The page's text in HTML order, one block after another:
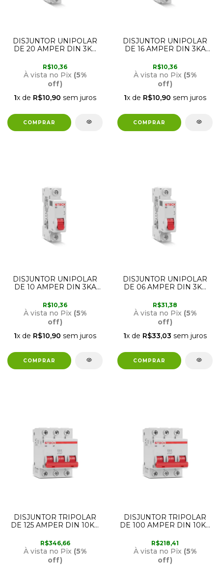
DISJUNTOR UNIPOLAR
DE 20 AMPER DIN 3KA
R$10,36
À vista no Pix (5%
off)
1x de R$10,90 sem juros
DISJUNTOR UNIPOLAR
DE 16 AMPER DIN 3KA
R$10,36
À vista no Pix (5%
off)
1x de R$10,90 sem juros
DISJUNTOR UNIPOLAR
DE 10 AMPER DIN 3KA
R$10,36
À vista no Pix (5%
off)
1x de R$10,90 sem juros
DISJUNTOR UNIPOLAR
DE 06 AMPER DIN 3KA
R$31,38
À vista no Pix (5%
off)
1x de R$33,03 sem juros
DISJUNTOR TRIPOLAR
DE 125 AMPER DIN 10KA
R$346,66
À vista no Pix (5%
off)
DISJUNTOR TRIPOLAR
DE 100 AMPER DIN 10KA
R$218,41
À vista no Pix (5%
off)